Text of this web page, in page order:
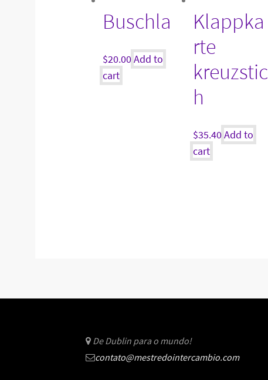
Buschla
$20.00Add to
cart
Klappka
rte
kreuzstic
h
$35.40Add to
cart
De Dublin para o mundo!
contato@mestredointercambio.com